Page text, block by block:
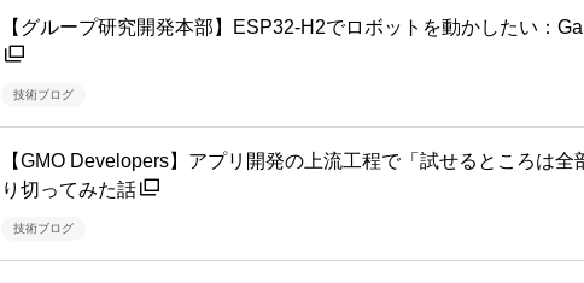
【グループ研究開発本部】ESP32-H2でロボットを動かしたい：
技術ブログ
【GMO Developers】アプリ開発の上流工程で「試せるところは全
り切ってみた話
技術ブログ